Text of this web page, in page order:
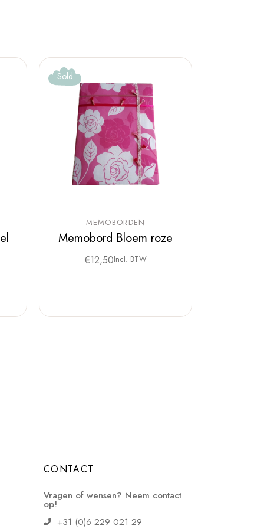
Sold
MEMOBORDEN
Memobord Bloem roze
€12,50Incl. BTW
CONTACT
Vragen of wensen? Neem contact
op!
+31 (0)6 229 021 29